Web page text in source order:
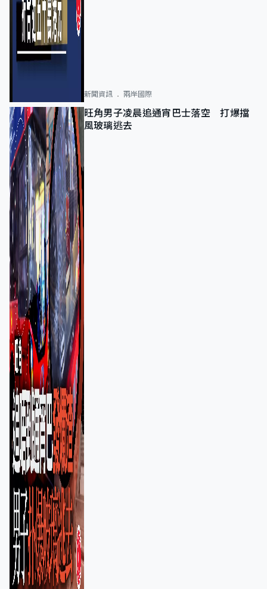
新聞資訊 兩岸國際
旺角男子凌晨追通宵巴士落空 打爆擋
風玻璃逃去